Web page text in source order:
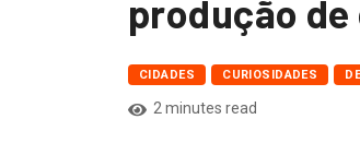
produção
CIDADES CURIOSIDADES
2 minutes read